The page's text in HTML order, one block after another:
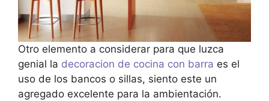
Otro elemento a considerar para que luzca
genial la decoracion de cocina con barra es el
uso de los bancos o sillas, siento este un
agregado excelente para la ambientación.